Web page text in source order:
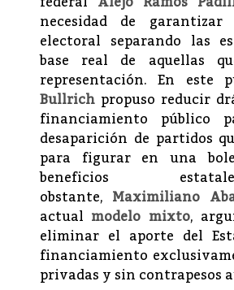
necesidad de
electoral separando las
base real de aquellas
representación. En este
Bullrich propuso reducir
financiamiento público
desaparición de partidos
para figurar en una
beneficios
obstante, Maximiliano
actual modelo mixto,
eliminar el aporte del
financiamiento
privadas y sin contrapesos